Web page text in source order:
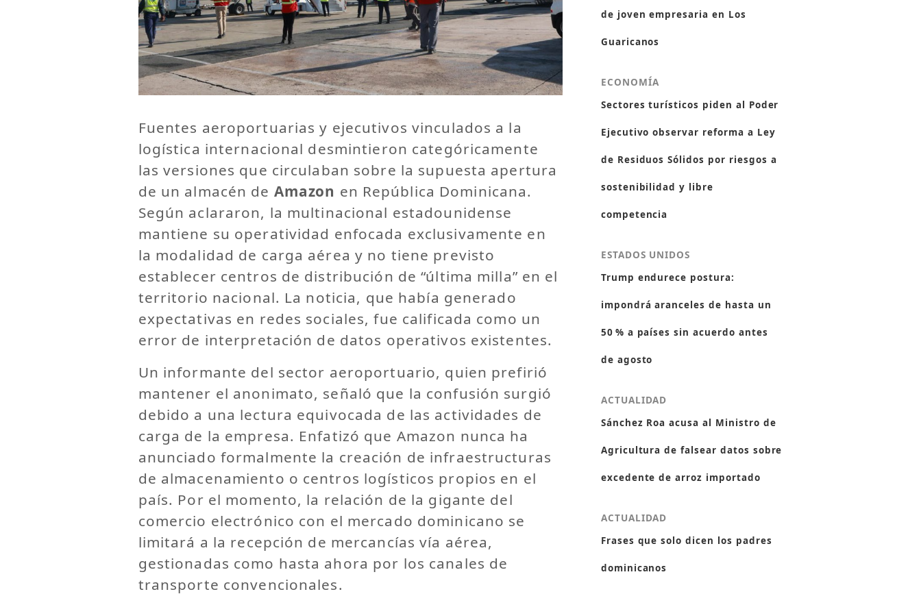
Fuentes aeroportuarias y ejecutivos vinculados a la
logística internacional desmintieron categóricamente
las versiones que circulaban sobre la supuesta apertura
de un almacén de Amazon en República Dominicana.
Según aclararon, la multinacional estadounidense
mantiene su operatividad enfocada exclusivamente en
la modalidad de carga aérea y no tiene previsto
establecer centros de distribución de “última milla” en el
territorio nacional. La noticia, que había generado
expectativas en redes sociales, fue calificada como un
error de interpretación de datos operativos existentes.
Un informante del sector aeroportuario, quien prefirió
mantener el anonimato, señaló que la confusión surgió
debido a una lectura equivocada de las actividades de
carga de la empresa. Enfatizó que Amazon nunca ha
anunciado formalmente la creación de infraestructuras
de almacenamiento o centros logísticos propios en el
país. Por el momento, la relación de la gigante del
comercio electrónico con el mercado dominicano se
limitará a la recepción de mercancías vía aérea,
gestionadas como hasta ahora por los canales de
transporte convencionales.
de joven empresaria en Los
Guaricanos
ECONOMÍA
Sectores turísticos piden al Poder
Ejecutivo observar reforma a Ley
de Residuos Sólidos por riesgos a
sostenibilidad y libre
competencia
ESTADOS UNIDOS
Trump endurece postura:
impondrá aranceles de hasta un
50 % a países sin acuerdo antes
de agosto
ACTUALIDAD
Sánchez Roa acusa al Ministro de
Agricultura de falsear datos sobre
excedente de arroz importado
ACTUALIDAD
Frases que solo dicen los padres
dominicanos